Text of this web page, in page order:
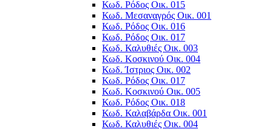
Κωδ. Ρόδος Οικ. 015
Κωδ. Μεσαναγρός Οικ. 001
Κωδ. Ρόδος Οικ. 016
Κωδ. Ρόδος Οικ. 017
Κωδ. Καλυθιές Οικ. 003
Κωδ. Κοσκινού Οικ. 004
Κωδ. Ίστριος Οικ. 002
Κωδ. Ρόδος Οικ. 017
Κωδ. Κοσκινού Οικ. 005
Κωδ. Ρόδος Οικ. 018
Κωδ. Καλαβάρδα Οικ. 001
Κωδ. Καλυθιές Οικ. 004